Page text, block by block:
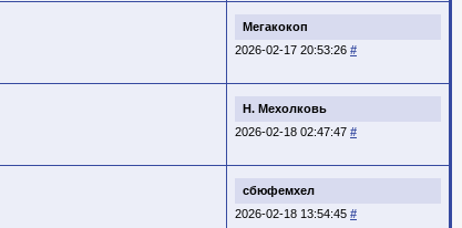
Мегакокоп
2026-02-17 20:53:26 #
Н. Мехолковь
2026-02-18 02:47:47 #
сбюфемхел
2026-02-18 13:54:45 #